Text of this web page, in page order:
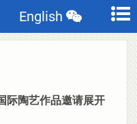
English
际陶艺作品邀请展开